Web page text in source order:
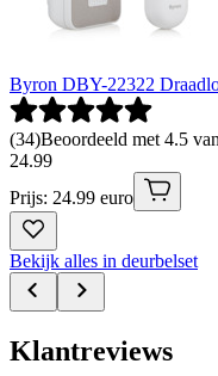
Byron DBY-22322
(34)Beoordeeld met 4.5
24.99
Prijs: 24.99 euro
Bekijk alles in deurbelset
Klantreviews